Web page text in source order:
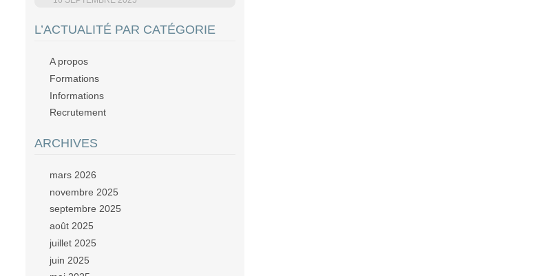
L’ACTUALITÉ PAR CATÉGORIE
A propos
Formations
Informations
Recrutement
ARCHIVES
mars 2026
novembre 2025
septembre 2025
août 2025
juillet 2025
juin 2025